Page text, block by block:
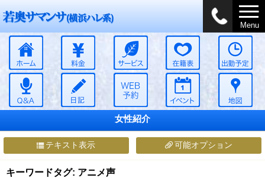
Menu
女性紹介
テキスト表示 可能オプション
キーワードタグ: アニメ声